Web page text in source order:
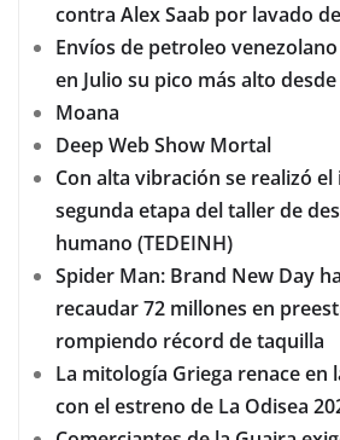
contra Alex Saab por lavado
Envíos de petroleo venezolano
en Julio su pico más alto desde
Moana
Deep Web Show Mortal
Con alta vibración se realizó el
segunda etapa del taller de
humano (TEDEINH)
Spider Man: Brand New Day
recaudar 72 millones en
rompiendo récord de taquilla
La mitología Griega renace en
con el estreno de La Odisea